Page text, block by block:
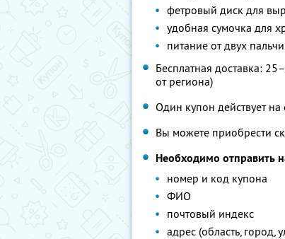
фетровый диск для
удобная сумочка для
питание от двух
Бесплатная доставка:
от региона)
Один купон действует
Вы можете приобрести
Необходимо отправить
номер и код купона
ФИО
почтовый индекс
адрес (область, город,